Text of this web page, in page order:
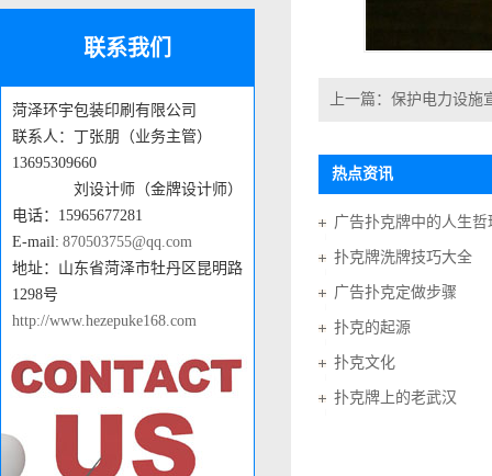
联系我们
菏泽环宇包装印刷有限公司
联系人：丁张朋（业务主管）
13695309660
刘设计师（金牌设计师）
电话：15965677281
E-mail: 870503755@qq.com
地址：山东省菏泽市牡丹区昆明路
1298号
http://www.hezepuke168.com
上一篇： 保护电力设施
热点资讯
广告扑克牌中的人生哲
扑克牌洗牌技巧大全
广告扑克定做步骤
扑克的起源
扑克文化
扑克牌上的老武汉